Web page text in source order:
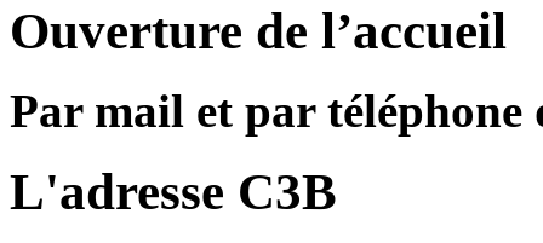
Ouverture de l’accueil
Par mail et par
L'adresse C3B